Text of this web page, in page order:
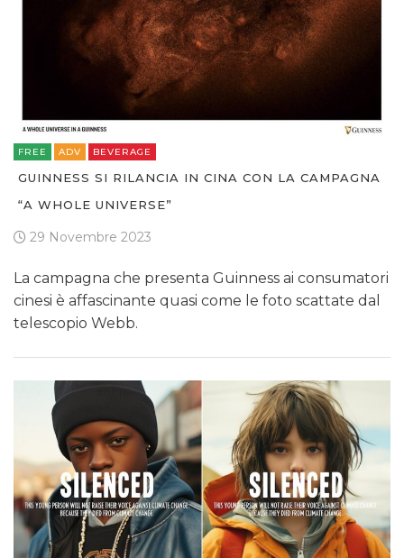
FREE ADV BEVERAGE
GUINNESS SI RILANCIA IN CINA CON LA CAMPAGNA
“A WHOLE UNIVERSE”
29 Novembre 2023
La campagna che presenta Guinness ai consumatori
cinesi è affascinante quasi come le foto scattate dal
telescopio Webb.